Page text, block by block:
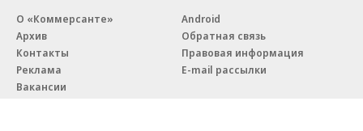
О «Коммерсанте»
Архив
Контакты
Реклама
Вакансии
Android
Обратная связь
Правовая информация
E-mail рассылки